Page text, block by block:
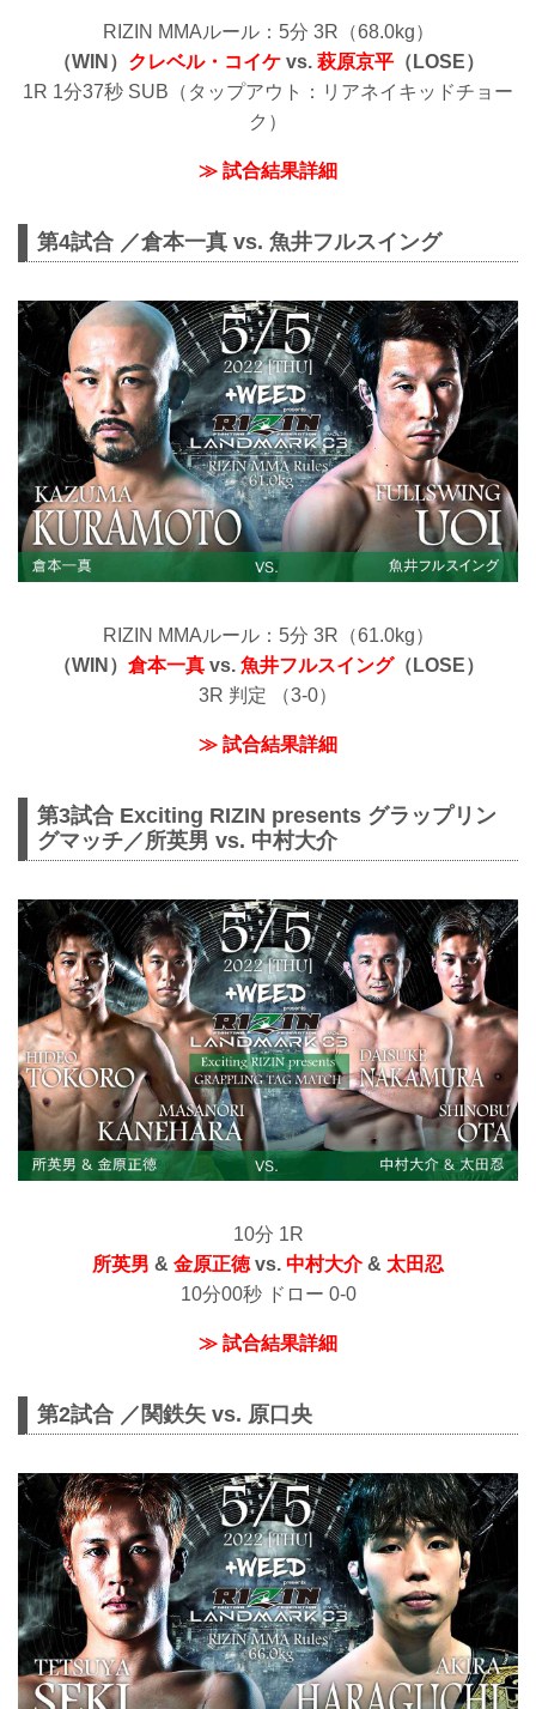
RIZIN MMAルール：5分 3R（68.0kg）
（WIN） クレベル・コイケvs. 萩原京平（LOSE）
1R 1分37秒 SUB（タップアウト：リアネイキッドチョー
ク）
≫ 試合結果詳細
第4試合 ／倉本一真 vs. 魚井フルスイング
RIZIN MMAルール：5分 3R（61.0kg）
（WIN） 倉本一真vs. 魚井フルスイング（LOSE）
3R 判定 （3-0）
≫ 試合結果詳細
第3試合 Exciting RIZIN presents グラップリン
グマッチ／所英男 vs. 中村大介
10分 1R
所英男 & 金原正徳vs. 中村大介& 太田忍
10分00秒 ドロー 0-0
≫ 試合結果詳細
第2試合 ／関鉄矢 vs. 原口央